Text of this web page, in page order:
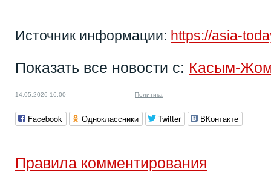
Источник информации: https://asia-
Показать все новости с: Касым-
14.05.2026 16:00 Политика
Facebook Одноклассники Twitter ВКонтакте
Правила комментирования